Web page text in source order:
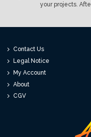
your projects.
Contact Us
Legal Notice
My Account
About
CGV